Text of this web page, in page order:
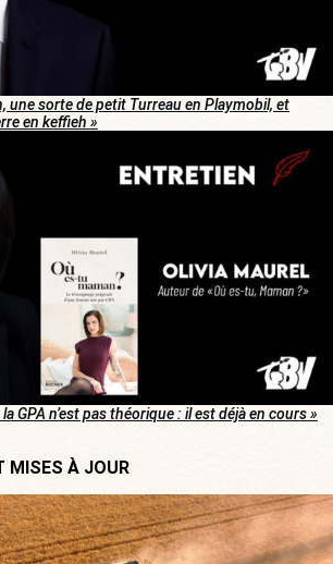
une sorte de petit Turreau en Playmobil, et
en keffieh »
GPA n’est pas théorique : il est déjà en cours »
MISES À JOUR